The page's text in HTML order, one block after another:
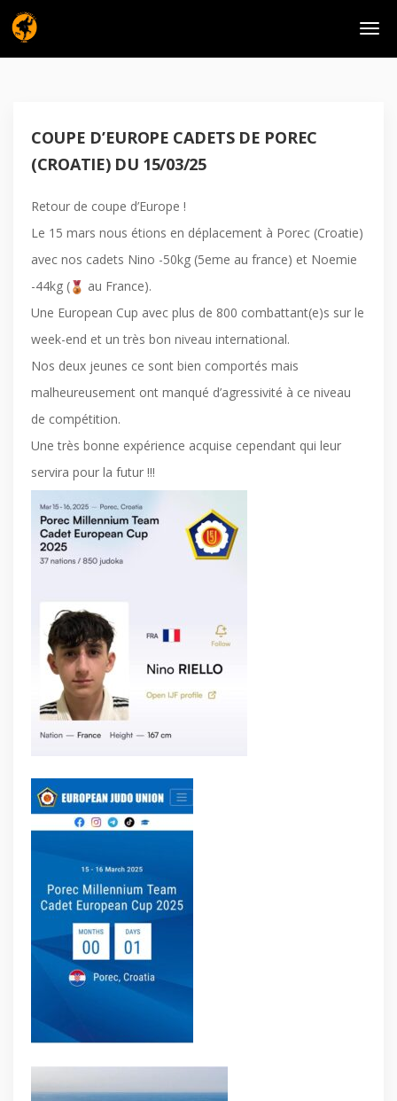
COUPE D’EUROPE CADETS DE POREC
(CROATIE) DU 15/03/25
Retour de coupe d’Europe !
Le 15 mars nous étions en déplacement à Porec (Croatie)
avec nos cadets Nino -50kg (5eme au france) et Noemie
-44kg (
au France).
Une European Cup avec plus de 800 combattant(e)s sur le
week-end et un très bon niveau international.
Nos deux jeunes ce sont bien comportés mais
malheureusement ont manqué d’agressivité à ce niveau
de compétition.
Une très bonne expérience acquise cependant qui leur
servira pour la futur !!!